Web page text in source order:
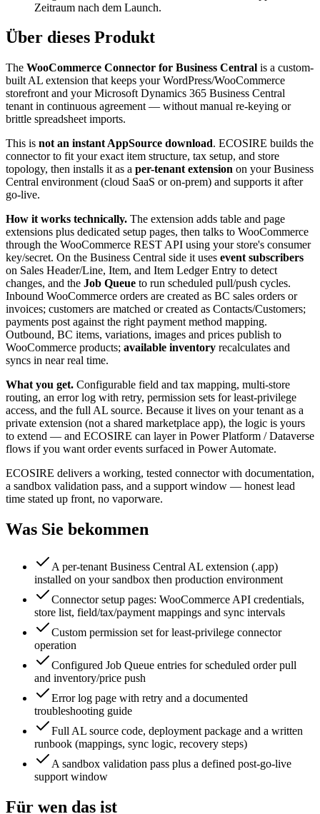
Zeitraum nach dem Launch.
Über dieses Produkt
The WooCommerce Connector for Business Central is a custom-
built AL extension that keeps your WordPress/WooCommerce
storefront and your Microsoft Dynamics 365 Business Central
tenant in continuous agreement — without manual re-keying or
brittle spreadsheet imports.
This is not an instant AppSource download. ECOSIRE builds the
connector to fit your exact item structure, tax setup, and store
topology, then installs it as a per-tenant extension on your Business
Central environment (cloud SaaS or on-prem) and supports it after
go-live.
How it works technically. The extension adds table and page
extensions plus dedicated setup pages, then talks to WooCommerce
through the WooCommerce REST API using your store's consumer
key/secret. On the Business Central side it uses event subscribers
on Sales Header/Line, Item, and Item Ledger Entry to detect
changes, and the Job Queue to run scheduled pull/push cycles.
Inbound WooCommerce orders are created as BC sales orders or
invoices; customers are matched or created as Contacts/Customers;
payments post against the right payment method mapping.
Outbound, BC items, variations, images and prices publish to
WooCommerce products; available inventory recalculates and
syncs in near real time.
What you get. Configurable field and tax mapping, multi-store
routing, an error log with retry, permission sets for least-privilege
access, and the full AL source. Because it lives on your tenant as a
private extension (not a shared marketplace app), the logic is yours
to extend — and ECOSIRE can layer in Power Platform / Dataverse
flows if you want order events surfaced in Power Automate.
ECOSIRE delivers a working, tested connector with documentation,
a sandbox validation pass, and a support window — honest lead
time stated up front, no vaporware.
Was Sie bekommen
A per-tenant Business Central AL extension (.app)
installed on your sandbox then production environment
Connector setup pages: WooCommerce API credentials,
store list, field/tax/payment mappings and sync intervals
Custom permission set for least-privilege connector
operation
Configured Job Queue entries for scheduled order pull
and inventory/price push
Error log page with retry and a documented
troubleshooting guide
Full AL source code, deployment package and a written
runbook (mappings, sync logic, recovery steps)
A sandbox validation pass plus a defined post-go-live
support window
Für wen das ist